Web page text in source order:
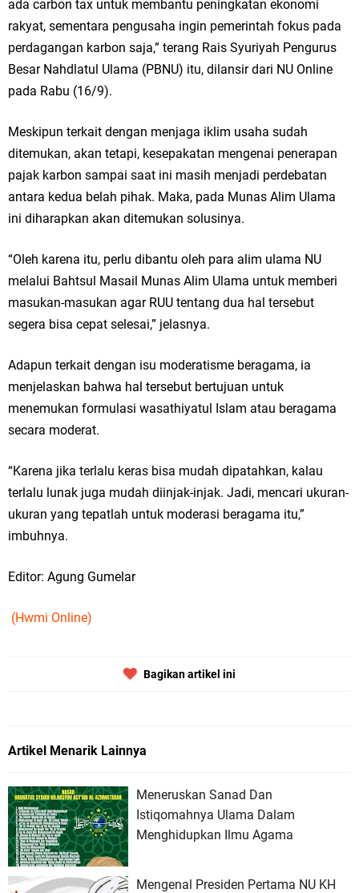
ada carbon tax untuk membantu peningkatan ekonomi
rakyat, sementara pengusaha ingin pemerintah fokus pada
perdagangan karbon saja,” terang Rais Syuriyah Pengurus
Besar Nahdlatul Ulama (PBNU) itu, dilansir dari NU Online
pada Rabu (16/9).
Meskipun terkait dengan menjaga iklim usaha sudah
ditemukan, akan tetapi, kesepakatan mengenai penerapan
pajak karbon sampai saat ini masih menjadi perdebatan
antara kedua belah pihak. Maka, pada Munas Alim Ulama
ini diharapkan akan ditemukan solusinya.
“Oleh karena itu, perlu dibantu oleh para alim ulama NU
melalui Bahtsul Masail Munas Alim Ulama untuk memberi
masukan-masukan agar RUU tentang dua hal tersebut
segera bisa cepat selesai,” jelasnya.
Adapun terkait dengan isu moderatisme beragama, ia
menjelaskan bahwa hal tersebut bertujuan untuk
menemukan formulasi wasathiyatul Islam atau beragama
secara moderat.
“Karena jika terlalu keras bisa mudah dipatahkan, kalau
terlalu lunak juga mudah diinjak-injak. Jadi, mencari ukuran-
ukuran yang tepatlah untuk moderasi beragama itu,”
imbuhnya.
Editor: Agung Gumelar
(Hwmi Online)
Bagikan artikel ini
Artikel Menarik Lainnya
Meneruskan Sanad Dan
Istiqomahnya Ulama Dalam
Menghidupkan Ilmu Agama
Mengenal Presiden Pertama NU KH